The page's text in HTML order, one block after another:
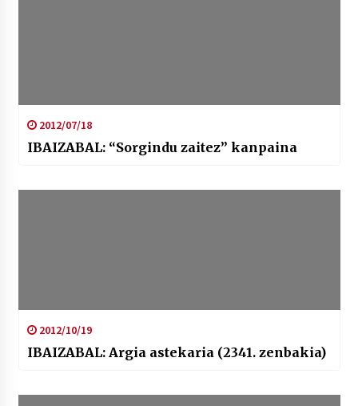
2012/07/18
IBAIZABAL: “Sorgindu zaitez” kanpaina
2012/10/19
IBAIZABAL: Argia astekaria (2341. zenbakia)